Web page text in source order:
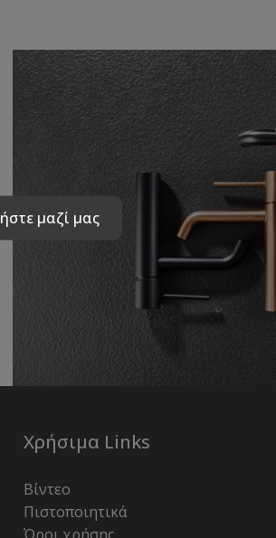
μαζί μας
Χρήσιμα Links
Βίντεο
Πιστοποιητικά